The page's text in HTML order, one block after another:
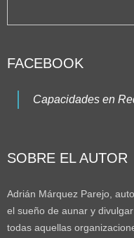
FACEBOOK
Capacidades en
SOBRE EL AUTOR
Adrián Márquez Parejo,
el sueño de aunar y
todas aquellas